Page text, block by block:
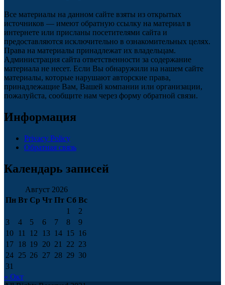
Все материалы на данном сайте взяты из открытых
источников — имеют обратную ссылку на материал в
интернете или присланы посетителями сайта и
предоставляются исключительно в ознакомительных целях.
Права на материалы принадлежат их владельцам.
Администрация сайта ответственности за содержание
материала не несет. Если Вы обнаружили на нашем сайте
материалы, которые нарушают авторские права,
принадлежащие Вам, Вашей компании или организации,
пожалуйста, сообщите нам через форму обратной связи.
Информация
Privacy Policy
Обратная связь
Календарь записей
Август 2026
Пн Вт Ср Чт Пт Сб Вс
1
2
3
4 5 6 7 8
9
10 11 12 13 14 15 16
17 18 19 20 21 22 23
24 25 26 27 28 29 30
31
« Окт